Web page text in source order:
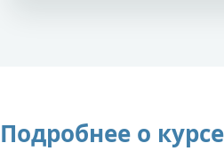
Подробнее о